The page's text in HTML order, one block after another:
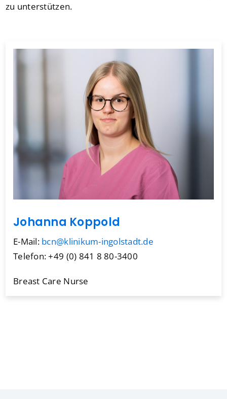
zu unterstützen.
Johanna Koppold
E-Mail: bcn@klinikum-ingolstadt.de
Telefon: +49 (0) 841 8 80-3400
Breast Care Nurse